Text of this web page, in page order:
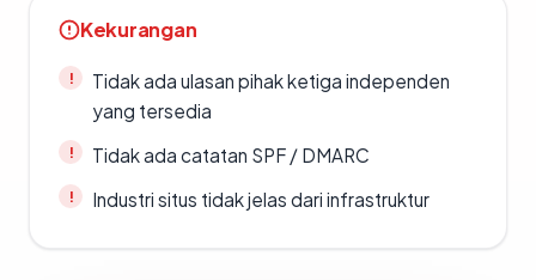
Kekurangan
Tidak ada ulasan pihak ketiga independen
yang tersedia
Tidak ada catatan SPF / DMARC
Industri situs tidak jelas dari infrastruktur